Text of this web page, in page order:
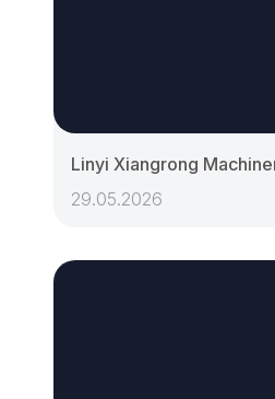
Linyi Xiangrong
29.05.2026